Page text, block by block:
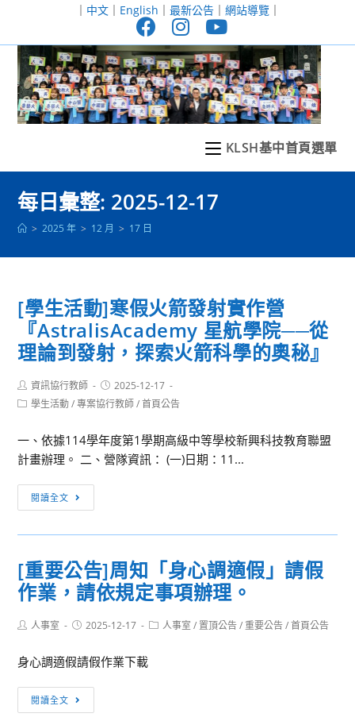
至
｜ 中文｜ English ｜ 最新公告｜ 網站導覽｜
KLSH基中首頁選單
每日彙整: 2025-12-17
> 2025 年 > 12 月 > 17 日
[學生活動]寒假火箭發射實作營
『AstralisAcademy 星航學院──從
理論到發射，探索火箭科學的奧秘』
Post
author:
資訊協行教師
Post
published:
2025-12-17
Post學生活動 / 專案協行教師 / 首頁公告
一、依據114學年度第1學期高級中等學校新興科技教育聯盟
計畫辦理。 二、營隊資訊： (一)日期：11...
閱讀全文
生
活
寒
假
箭
射
實
[重要公告]周知「身心調適假」請假
作業，請依規定事項辦理。
Post人事室
Post2025-12-17
Post人事室 / 置頂公告 / 重要公告 / 首頁公告
身心調適假請假作業下載
閱讀全文
要